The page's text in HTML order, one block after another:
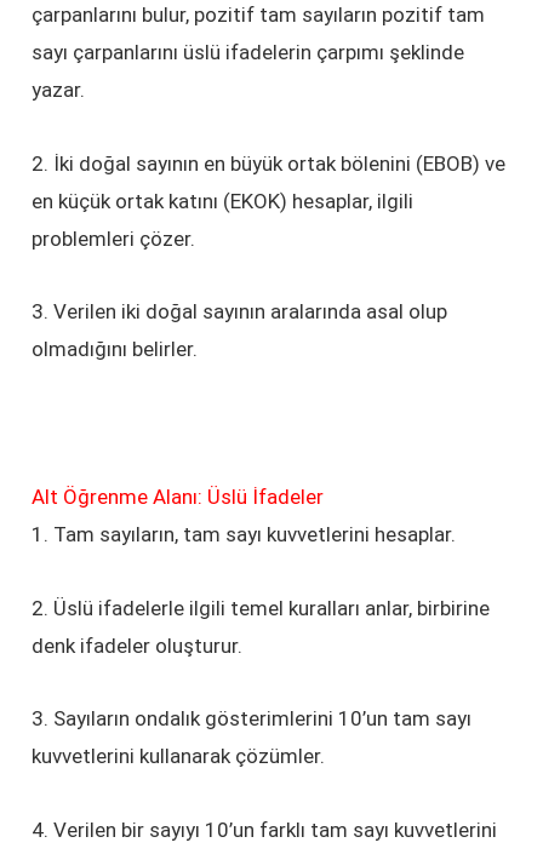
çarpanlarını bulur, pozitif tam sayıların pozitif tam
sayı çarpanlarını üslü ifadelerin çarpımı şeklinde
yazar.
2. İki doğal sayının en büyük ortak bölenini (EBOB) ve
en küçük ortak katını (EKOK) hesaplar, ilgili
problemleri çözer.
3. Verilen iki doğal sayının aralarında asal olup
olmadığını belirler.
Alt Öğrenme Alanı: Üslü İfadeler
1. Tam sayıların, tam sayı kuvvetlerini hesaplar.
2. Üslü ifadelerle ilgili temel kuralları anlar, birbirine
denk ifadeler oluşturur.
3. Sayıların ondalık gösterimlerini 10’un tam sayı
kuvvetlerini kullanarak çözümler.
4. Verilen bir sayıyı 10’un farklı tam sayı kuvvetlerini